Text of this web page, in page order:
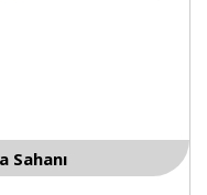
Sahanı